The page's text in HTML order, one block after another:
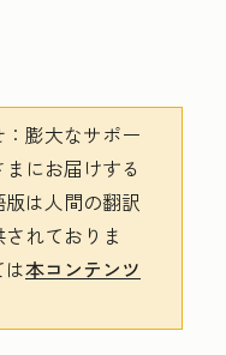
：膨大なサポー
にお届けする
は人間の翻訳
れておりま
本コンテンツ